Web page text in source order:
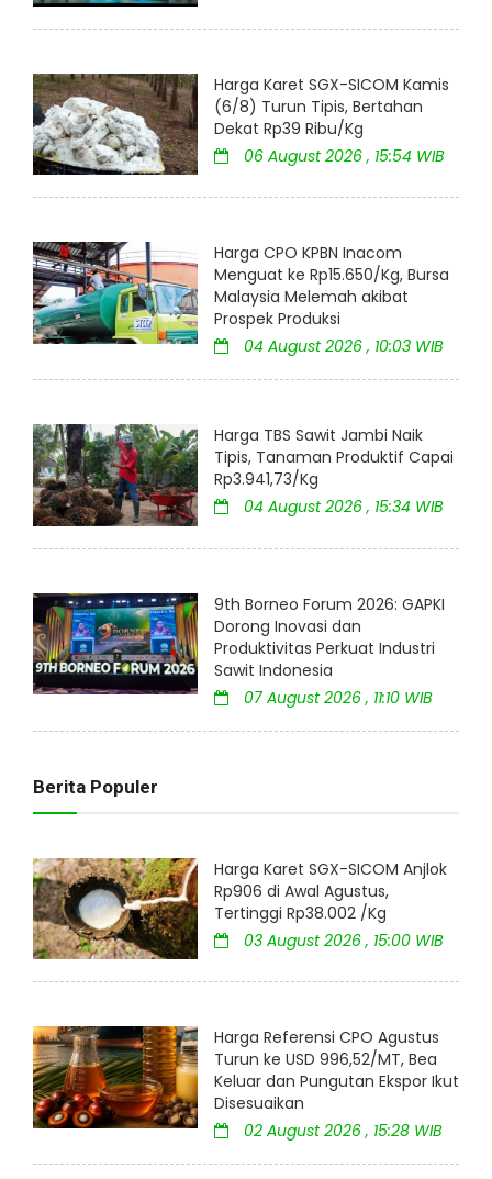
Harga Karet SGX-SICOM Kamis
(6/8) Turun Tipis, Bertahan
Dekat Rp39 Ribu/Kg
06 August 2026 , 15:54 WIB
Harga CPO KPBN Inacom
Menguat ke Rp15.650/Kg, Bursa
Malaysia Melemah akibat
Prospek Produksi
04 August 2026 , 10:03 WIB
Harga TBS Sawit Jambi Naik
Tipis, Tanaman Produktif Capai
Rp3.941,73/Kg
04 August 2026 , 15:34 WIB
9th Borneo Forum 2026: GAPKI
Dorong Inovasi dan
Produktivitas Perkuat Industri
Sawit Indonesia
07 August 2026 , 11:10 WIB
Berita Populer
Harga Karet SGX-SICOM Anjlok
Rp906 di Awal Agustus,
Tertinggi Rp38.002 /Kg
03 August 2026 , 15:00 WIB
Harga Referensi CPO Agustus
Turun ke USD 996,52/MT, Bea
Keluar dan Pungutan Ekspor Ikut
Disesuaikan
02 August 2026 , 15:28 WIB